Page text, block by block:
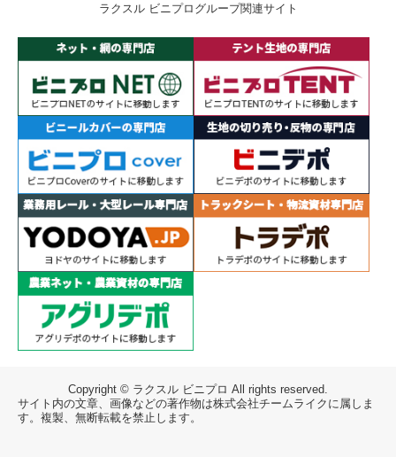
ラクスル ビニプログループ関連サイト
Copyright © ラクスル ビニプロ All rights reserved.
サイト内の文章、画像などの著作物は株式会社チームライクに属しま
す。複製、無断転載を禁止します。